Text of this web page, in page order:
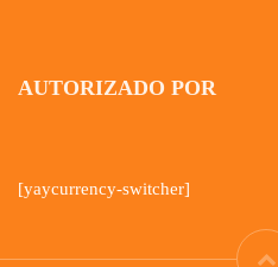
AUTORIZADO POR
[yaycurrency-switcher]